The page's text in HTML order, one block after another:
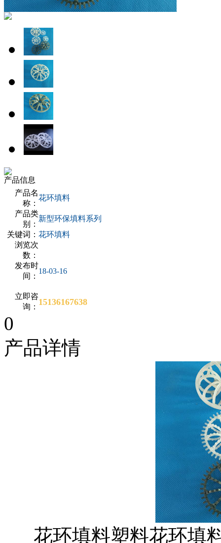
产品信息
产品名
称：
花环填料
产品类
别：
新型环保填料系列
关键词： 花环填料
浏览次
数：
发布时
间：
18-03-16
立即咨
询： 15136167638
0
产品详情
花环填料塑料花环填料